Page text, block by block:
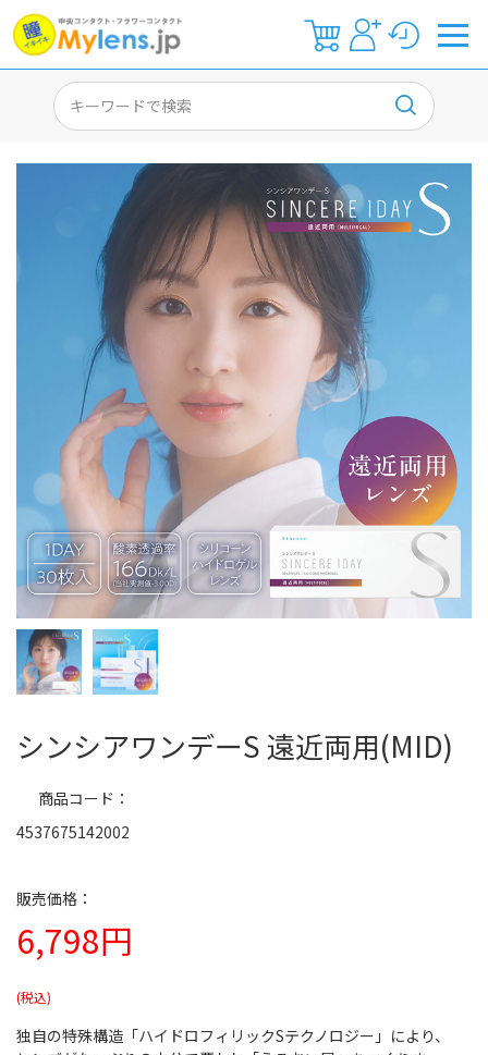
シンシアワンデーS 遠近両用(MID)
6,798円
商品コード
4537675142002
独自の特殊構造「ハイドロフィリックSテクノロジー」により、